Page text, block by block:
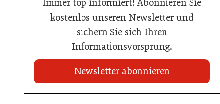
Immer top informiert! Abonnieren Sie
kostenlos unseren Newsletter und
sichern Sie sich Ihren
Informationsvorsprung.
Newsletter abonnieren